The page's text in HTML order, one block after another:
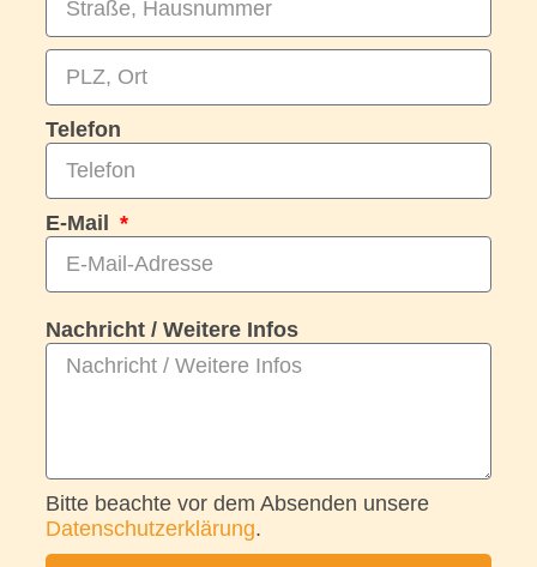
Telefon
E-Mail
Nachricht / Weitere Infos
Bitte beachte vor dem Absenden unsere
Datenschutzerklärung.